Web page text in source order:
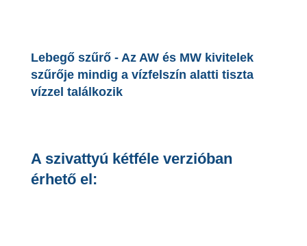
Lebegő szűrő - Az AW és MW kivitelek
szűrője mindig a vízfelszín alatti tiszta
vízzel találkozik
A szivattyú kétféle verzióban
érhető el: